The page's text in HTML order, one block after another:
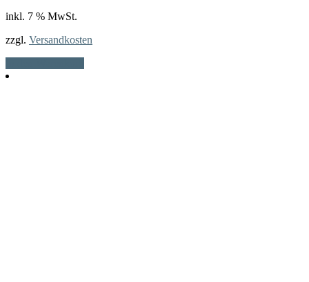
inkl. 7 % MwSt.
zzgl. Versandkosten